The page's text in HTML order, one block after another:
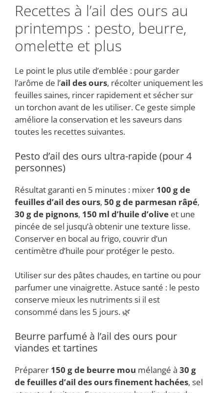
Recettes à l’ail des ours au
printemps : pesto, beurre,
omelette et plus
Le point le plus utile d’emblée : pour garder
l’arôme de l’ail des ours, récolter uniquement les
feuilles saines, rincer rapidement et sécher sur
un torchon avant de les utiliser. Ce geste simple
améliore la conservation et les saveurs dans
toutes les recettes suivantes.
Pesto d’ail des ours ultra-rapide (pour 4
personnes)
Résultat garanti en 5 minutes : mixer 100 g de
feuilles d’ail des ours, 50 g de parmesan râpé,
30 g de pignons, 150 ml d’huile d’olive et une
pincée de sel jusqu’à obtenir une texture lisse.
Conserver en bocal au frigo, couvrir d’un
centimètre d’huile pour protéger le pesto.
Utiliser sur des pâtes chaudes, en tartine ou pour
parfumer une vinaigrette. Astuce santé : le pesto
conserve mieux les nutriments si il est
consommé dans les 5 jours. 🌿
Beurre parfumé à l’ail des ours pour
viandes et tartines
Préparer 150 g de beurre mou mélangé à 30 g
de feuilles d’ail des ours finement hachées, sel